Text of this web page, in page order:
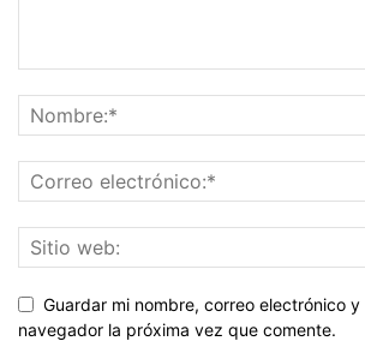
Guardar mi nombre, correo electrónico
navegador la próxima vez que comente.